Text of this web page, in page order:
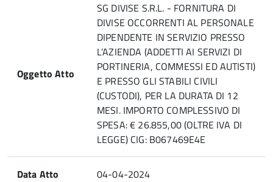
Oggetto Atto
SG DIVISE S.R.L. - FORNITURA DI
DIVISE OCCORRENTI AL PERSONALE
DIPENDENTE IN SERVIZIO PRESSO
L’AZIENDA (ADDETTI AI SERVIZI DI
PORTINERIA, COMMESSI ED AUTISTI)
E PRESSO GLI STABILI CIVILI
(CUSTODI), PER LA DURATA DI 12
MESI. IMPORTO COMPLESSIVO DI
SPESA: € 26.855,00 (OLTRE IVA DI
LEGGE) CIG: B067469E4E
Data Atto 04-04-2024